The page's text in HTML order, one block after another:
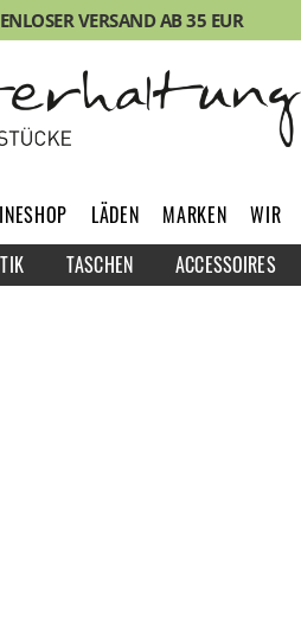
VERSAND AB 35 EUR
TASCHEN ACCESSOIRES
LÄDEN MARKEN WIR